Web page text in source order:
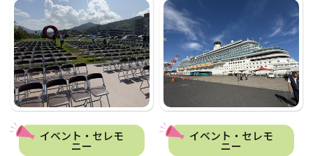
イベント・セレモ
ニー
イベント・セレモ
ニー